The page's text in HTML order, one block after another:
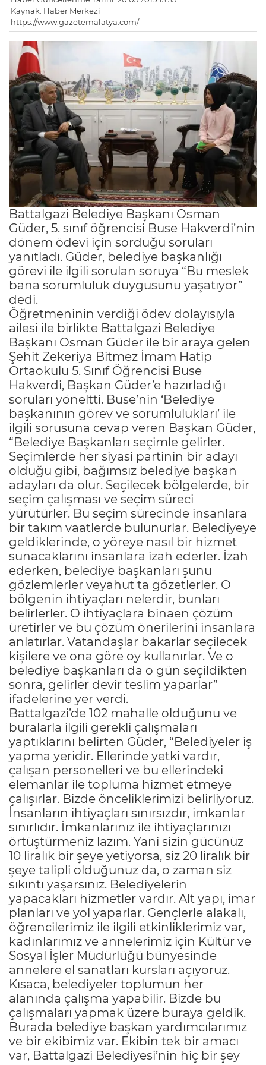
Kaynak: Haber Merkezi
https://www.gazetemalatya.com/
Battalgazi Belediye Başkanı Osman
Güder, 5. sınıf öğrencisi Buse Hakverdi’nin
dönem ödevi için sorduğu soruları
yanıtladı. Güder, belediye başkanlığı
görevi ile ilgili sorulan soruya “Bu meslek
bana sorumluluk duygusunu yaşatıyor”
dedi.
Öğretmeninin verdiği ödev dolayısıyla
ailesi ile birlikte Battalgazi Belediye
Başkanı Osman Güder ile bir araya gelen
Şehit Zekeriya Bitmez İmam Hatip
Ortaokulu 5. Sınıf Öğrencisi Buse
Hakverdi, Başkan Güder’e hazırladığı
soruları yöneltti. Buse’nin ‘Belediye
başkanının görev ve sorumlulukları’ ile
ilgili sorusuna cevap veren Başkan Güder,
“Belediye Başkanları seçimle gelirler.
Seçimlerde her siyasi partinin bir adayı
olduğu gibi, bağımsız belediye başkan
adayları da olur. Seçilecek bölgelerde, bir
seçim çalışması ve seçim süreci
yürütürler. Bu seçim sürecinde insanlara
bir takım vaatlerde bulunurlar. Belediyeye
geldiklerinde, o yöreye nasıl bir hizmet
sunacaklarını insanlara izah ederler. İzah
ederken, belediye başkanları şunu
gözlemlerler veyahut ta gözetlerler. O
bölgenin ihtiyaçları nelerdir, bunları
belirlerler. O ihtiyaçlara binaen çözüm
üretirler ve bu çözüm önerilerini insanlara
anlatırlar. Vatandaşlar bakarlar seçilecek
kişilere ve ona göre oy kullanırlar. Ve o
belediye başkanları da o gün seçildikten
sonra, gelirler devir teslim yaparlar”
ifadelerine yer verdi.
Battalgazi’de 102 mahalle olduğunu ve
buralarla ilgili gerekli çalışmaları
yaptıklarını belirten Güder, “Belediyeler iş
yapma yeridir. Ellerinde yetki vardır,
çalışan personelleri ve bu ellerindeki
elemanlar ile topluma hizmet etmeye
çalışırlar. Bizde önceliklerimizi belirliyoruz.
İnsanların ihtiyaçları sınırsızdır, imkanlar
sınırlıdır. İmkanlarınız ile ihtiyaçlarınızı
örtüştürmeniz lazım. Yani sizin gücünüz
10 liralık bir şeye yetiyorsa, siz 20 liralık bir
şeye talipli olduğunuz da, o zaman siz
sıkıntı yaşarsınız. Belediyelerin
yapacakları hizmetler vardır. Alt yapı, imar
planları ve yol yaparlar. Gençlerle alakalı,
öğrencilerimiz ile ilgili etkinliklerimiz var,
kadınlarımız ve annelerimiz için Kültür ve
Sosyal İşler Müdürlüğü bünyesinde
annelere el sanatları kursları açıyoruz.
Kısaca, belediyeler toplumun her
alanında çalışma yapabilir. Bizde bu
çalışmaları yapmak üzere buraya geldik.
Burada belediye başkan yardımcılarımız
ve bir ekibimiz var. Ekibin tek bir amacı
var, Battalgazi Belediyesi’nin hiç bir şey